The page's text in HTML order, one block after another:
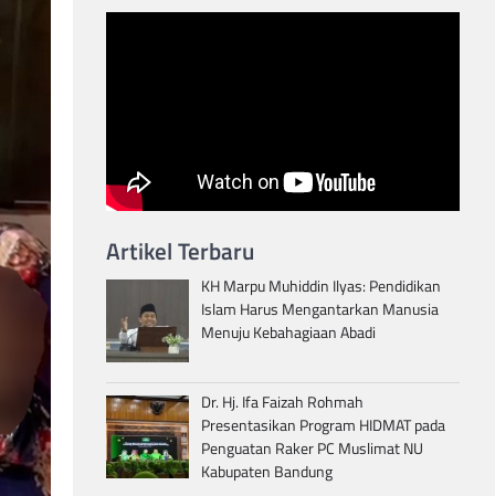
Artikel Terbaru
KH Marpu Muhiddin Ilyas: Pendidikan
Islam Harus Mengantarkan Manusia
Menuju Kebahagiaan Abadi
Dr. Hj. Ifa Faizah Rohmah
Presentasikan Program HIDMAT pada
Penguatan Raker PC Muslimat NU
Kabupaten Bandung